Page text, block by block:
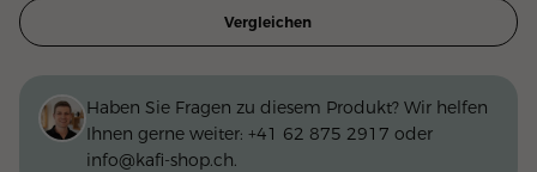
Vergleichen
Haben Sie Fragen zu diesem Produkt? Wir helfen
Ihnen gerne weiter: +41 62 875 2917 oder
info@kafi-shop.ch